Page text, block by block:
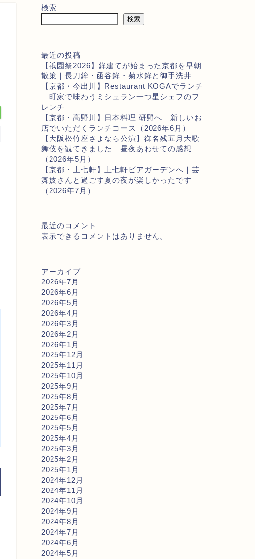
検索
検索
最近の投稿
【祇園祭2026】鉾建てが始まった京都を早朝
散策｜長刀鉾・函谷鉾・菊水鉾と御手洗井
【京都・今出川】Restaurant KOGAでランチ
｜町家で味わうミシュラン一つ星シェフのフ
レンチ
【京都・高野川】日本料理 研野へ｜新しいお
店でいただくランチコース（2026年6月）
【大阪松竹座さよなら公演】御名残五月大歌
舞伎を観てきました｜昼夜あわせての感想
（2026年5月）
【京都・上七軒】上七軒ビアガーデンへ｜芸
舞妓さんと過ごす夏の夜が楽しかったです
（2026年7月）
最近のコメント
表示できるコメントはありません。
アーカイブ
2026年7月
2026年6月
2026年5月
2026年4月
2026年3月
2026年2月
2026年1月
2025年12月
2025年11月
2025年10月
2025年9月
2025年8月
2025年7月
2025年6月
2025年5月
2025年4月
2025年3月
2025年2月
2025年1月
2024年12月
2024年11月
2024年10月
2024年9月
2024年8月
2024年7月
2024年6月
2024年5月